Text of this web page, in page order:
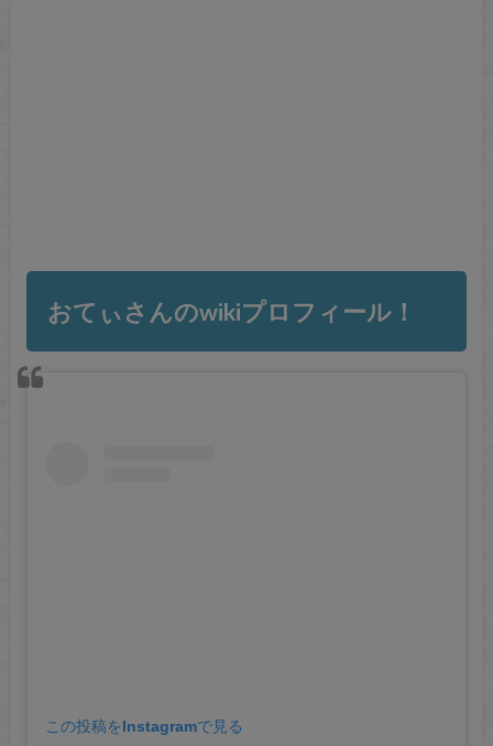
おてぃさんのwikiプロフィール！
この投稿をInstagramで見る